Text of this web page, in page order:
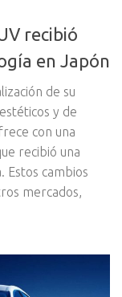
recibió
en Japón
de su
y de
con una
recibió una
Estos cambios
mercados,